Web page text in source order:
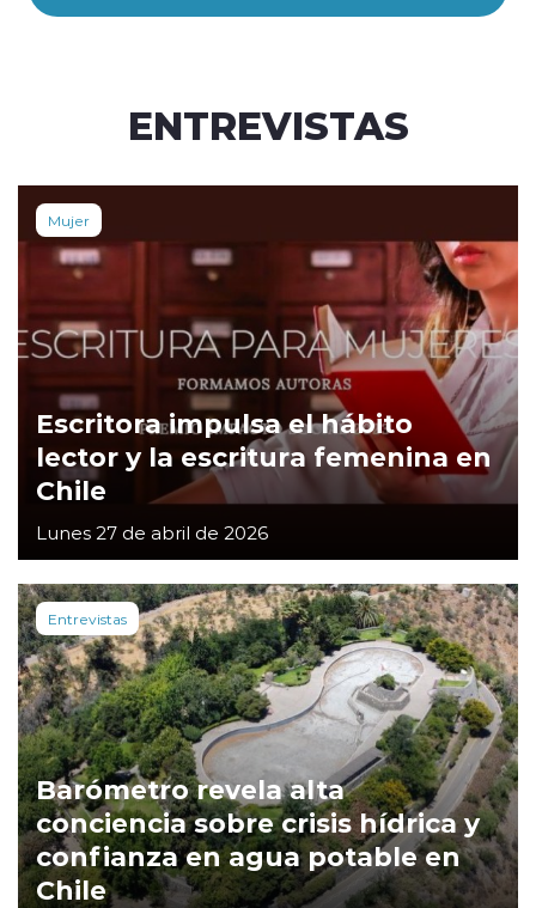
ENTREVISTAS
Mujer
Escritora impulsa el hábito
lector y la escritura femenina en
Chile
Lunes 27 de abril de 2026
Entrevistas
Barómetro revela alta
conciencia sobre crisis hídrica y
confianza en agua potable en
Chile